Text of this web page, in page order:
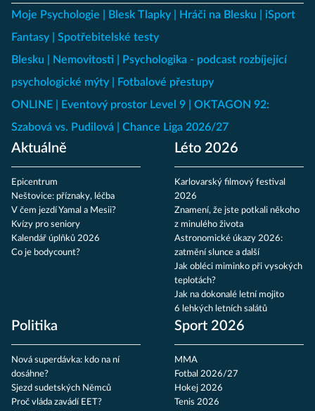
Moje Psychologie Blesk Tlapky Hráči na Blesku
iSport
Fantasy
Spotřebitelské testy
Blesku
Nemovitosti
Psychologika - podcast rozbíjející
psychologické mýty
Fotbalové přestupy
ONLINE
Eventový prostor Level 9
OKTAGON 92:
Szabová vs. Pudilová
Chance Liga 2026/27
Aktuálně
Epicentrum
Neštovice: příznaky, léčba
V čem jezdí Yamal a Mesii?
Kvízy pro seniory
Kalendář úplňků 2026
Co je bodycount?
Léto 2026
Karlovarský filmový festival
2026
Znamení, že jste potkali někoho
z minulého života
Astronomické úkazy 2026:
zatmění slunce a další
Jak obléci miminko při vysokých
teplotách?
Jak na dokonalé letní mojito
6 lehkých letních salátů
Politika
Nová superdávka: kdo na ní
dosáhne?
Sjezd sudetských Němců
Proč vláda zavádí EET?
Sport 2026
MMA
Fotbal 2026/27
Hokej 2026
Tenis 2026